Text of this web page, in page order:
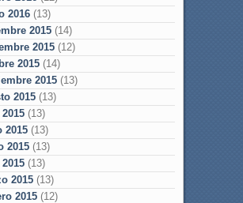
2016(13)
2015(14)
2015(12)
2015(14)
2015(13)
2015(13)
(13)
2015(13)
2015(13)
(13)
2015(13)
2015(12)